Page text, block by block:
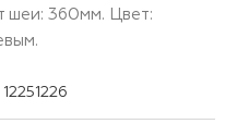
шеи: 360мм. Цвет:
12251226